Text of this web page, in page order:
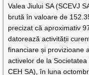
Valea Jiului SA (SCEVJ
brută în valoare de
precizat că aproximativ
datorează activității
financiare și provizioane
activelor de la
CEH SA), în luna